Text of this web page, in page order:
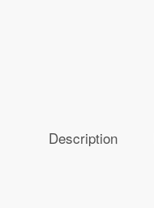
Description